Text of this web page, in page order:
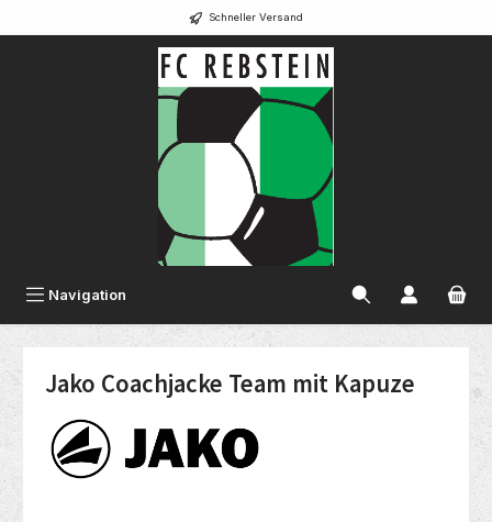
Schneller Versand
Navigation
Jako Coachjacke Team mit Kapuze